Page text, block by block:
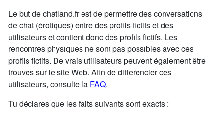
Le but de chatland.fr est de permettre des conversations
de chat (érotiques) entre des profils fictifs et des
utilisateurs et contient donc des profils fictifs. Les
rencontres physiques ne sont pas possibles avec ces
profils fictifs. De vrais utilisateurs peuvent également être
trouvés sur le site Web. Afin de différencier ces
utilisateurs, consulte la FAQ.
Tu déclares que les faits suivants sont exacts :
starAjouter chatDiscuter !